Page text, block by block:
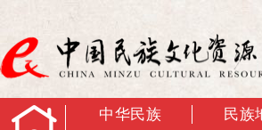
中华民族 民族